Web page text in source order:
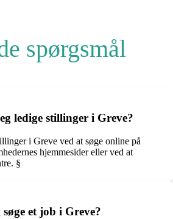
spørgsmål
ledige stillinger i Greve?
i Greve ved at søge online på
hjemmesider eller ved at
§
et job i Greve?